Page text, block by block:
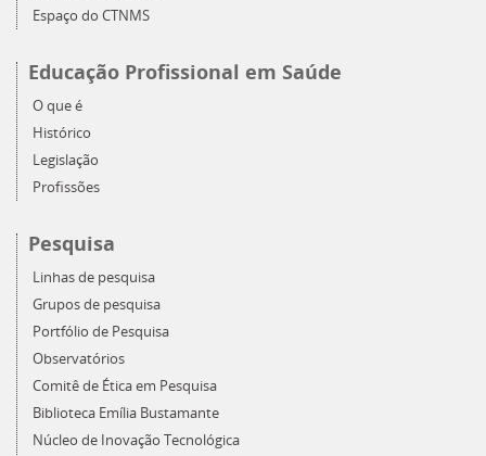
Espaço do CTNMS
Educação Profissional em Saúde
O que é
Histórico
Legislação
Profissões
Pesquisa
Linhas de pesquisa
Grupos de pesquisa
Portfólio de Pesquisa
Observatórios
Comitê de Ética em Pesquisa
Biblioteca Emília Bustamante
Núcleo de Inovação Tecnológica